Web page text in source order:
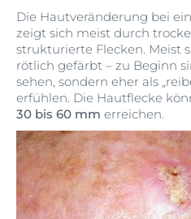
Die Hautveränderung bei
zeigt sich meist durch
strukturierte Flecken. Meist
rötlich gefärbt – zu Beginn
sehen, sondern eher als
erfühlen. Die Hautflecke
30 bis 60 mm erreichen.